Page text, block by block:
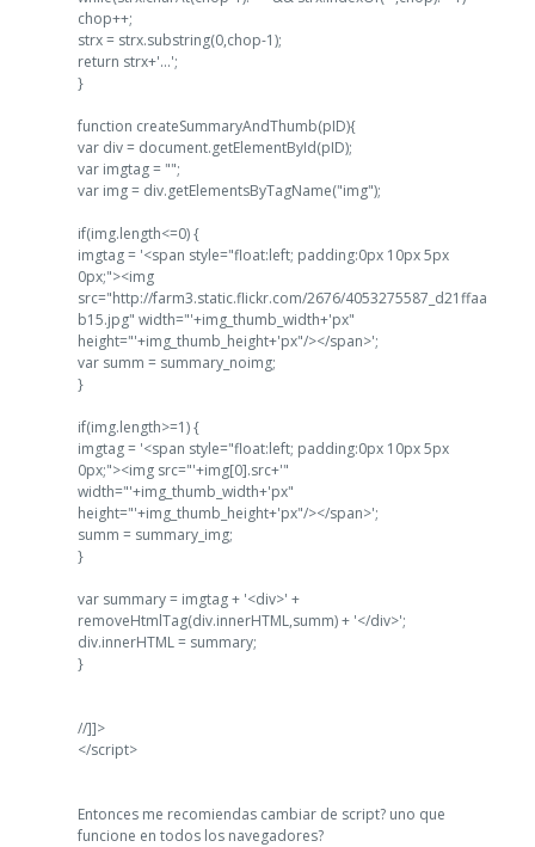
chop++;
strx = strx.substring(0,chop-1);
return strx+'...';
}
function createSummaryAndThumb(pID){
var div = document.getElementById(pID);
var imgtag = "";
var img = div.getElementsByTagName("img");
if(img.length<=0) {
imgtag = '<span style="float:left; padding:0px 10px 5px
0px;"><img
src="http://farm3.static.flickr.com/2676/4053275587_d21ffaa
b15.jpg" width="'+img_thumb_width+'px"
height="'+img_thumb_height+'px"/></span>';
var summ = summary_noimg;
}
if(img.length>=1) {
imgtag = '<span style="float:left; padding:0px 10px 5px
0px;"><img src="'+img[0].src+'"
width="'+img_thumb_width+'px"
height="'+img_thumb_height+'px"/></span>';
summ = summary_img;
}
var summary = imgtag + '<div>' +
removeHtmlTag(div.innerHTML,summ) + '</div>';
div.innerHTML = summary;
}
//]]>
</script>
Entonces me recomiendas cambiar de script? uno que
funcione en todos los navegadores?